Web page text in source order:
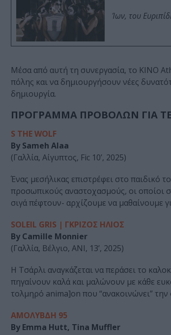
Ίων, του
Μέσα από αυτή τη συνεργασία, το KINO
πόλης και να δημιουργήσουν νέες
δημιουργία.
ΠΡΟΓΡΑΜΜΑ ΠΡΟΒΟΛΩΝ ΓΙΑ
S THE WOLF
By Sameh Alaa
(Γαλλία, Αίγυπτος, Fic 10’, 2025)
Ένας μεσήλικας επιστρέφει στο παιδικό
προσωπικούς αναστοχασμούς, οι οποίοι
σιγά πέφτουν- αρχίζουμε να μαθαίνουμε
SOLEIL GRIS | ΓΚΡIΖΟΣ HΛΙΟΣ
By Camille Monnier
(Γαλλία, Βέλγιο, ANI, 13’, 2025)
Η Τσάρλι αναγκάζεται να περάσει το
πηγαίνουν καλά και μαλώνουν με κάθε
τολμηρό anima]on που “ανακοινώνει” την
ΑΜOΛΥΒΔΗ 95
By Emma Hutt, Tina Muffler